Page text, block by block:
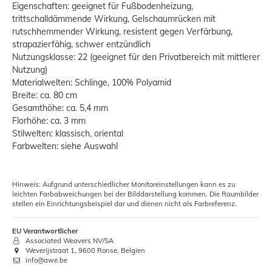
Eigenschaften: geeignet für Fußbodenheizung,
trittschalldämmende Wirkung, Gelschaumrücken mit
rutschhemmender Wirkung, resistent gegen Verfärbung,
strapazierfähig, schwer entzündlich
Nutzungsklasse: 22 (geeignet für den Privatbereich mit mittlerer
Nutzung)
Materialwelten: Schlinge, 100% Polyamid
Breite: ca. 80 cm
Gesamthöhe: ca. 5,4 mm
Florhöhe: ca. 3 mm
Stilwelten: klassisch, oriental
Farbwelten: siehe Auswahl
Hinweis: Aufgrund unterschiedlicher Monitoreinstellungen kann es zu
leichten Farbabweichungen bei der Bilddarstellung kommen. Die Raumbilder
stellen ein Einrichtungsbeispiel dar und dienen nicht als Farbreferenz.
EU Verantwortlicher
Associated Weavers NV/SA
Weverijstraat 1, 9600 Ronse, Belgien
info@awe.be